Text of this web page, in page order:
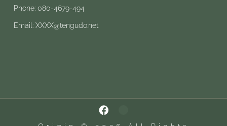
Phone: 080-4679-494
Email: XXXX@tengudo.net